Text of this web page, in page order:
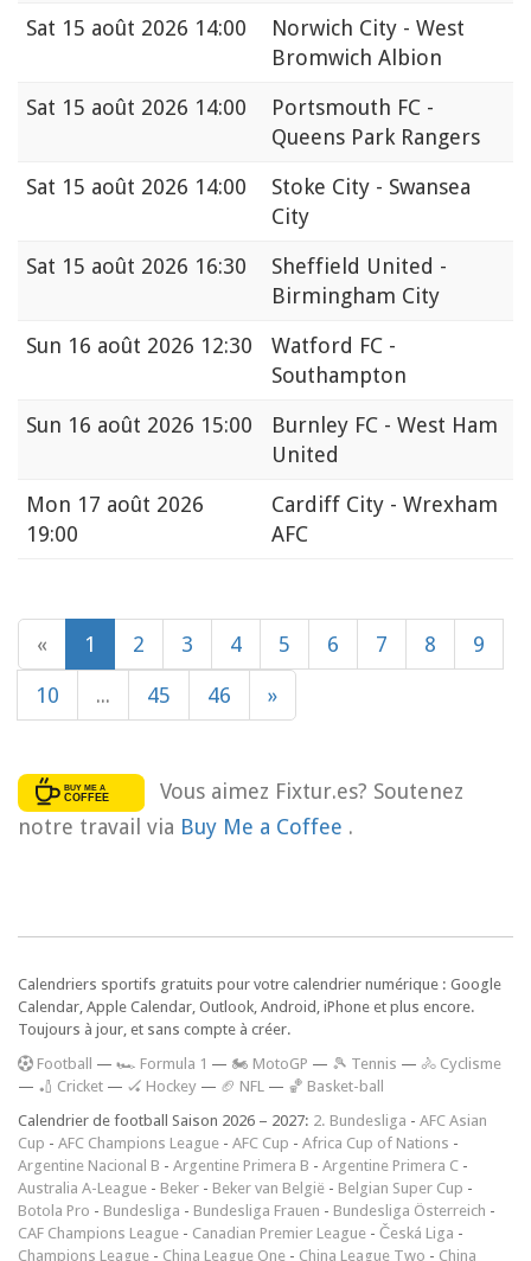
Sat 15 août 2026 14:00
Norwich City - West
Bromwich Albion
Sat 15 août 2026 14:00
Portsmouth FC -
Queens Park Rangers
Sat 15 août 2026 14:00
Stoke City - Swansea
City
Sat 15 août 2026 16:30
Sheffield United -
Birmingham City
Sun 16 août 2026 12:30
Watford FC -
Southampton
Sun 16 août 2026 15:00
Burnley FC - West Ham
United
Mon 17 août 2026
19:00
Cardiff City - Wrexham
AFC
« 1 2 3 4 5 6 7 8 9
10 ... 45 46 »
Vous aimez Fixtur.es? Soutenez
notre travail via Buy Me a Coffee .
Calendriers sportifs gratuits pour votre calendrier numérique : Google
Calendar, Apple Calendar, Outlook, Android, iPhone et plus encore.
Toujours à jour, et sans compte à créer.
Football — 🏎️ Formula 1 — 🏍 MotoGP — 🎾 Tennis — 🚴 Cyclisme
— 🏏 Cricket — 🏑 Hockey — 🏈 NFL — 🏀 Basket-ball
Calendrier de football Saison 2026 – 2027: 2. Bundesliga - AFC Asian
Cup - AFC Champions League - AFC Cup - Africa Cup of Nations -
Argentine Nacional B - Argentine Primera B - Argentine Primera C -
Australia A-League - Beker - Beker van België - Belgian Super Cup -
Botola Pro - Bundesliga - Bundesliga Frauen - Bundesliga Österreich -
CAF Champions League - Canadian Premier League - Česká Liga -
Champions League - China League One - China League Two - China